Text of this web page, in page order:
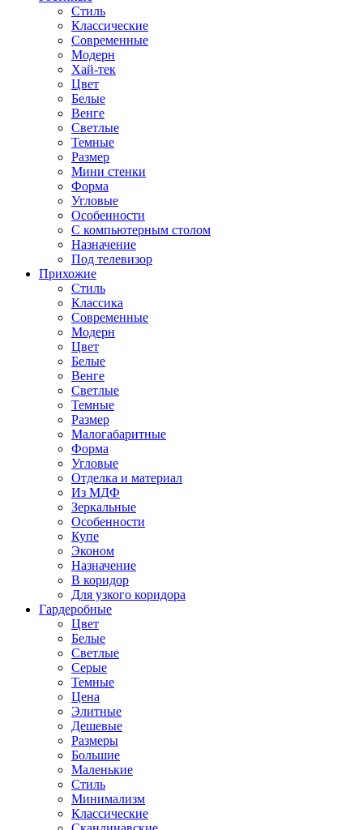
Стиль
Классические
Современные
Модерн
Хай-тек
Цвет
Белые
Венге
Светлые
Темные
Размер
Мини стенки
Форма
Угловые
Особенности
С компьютерным столом
Назначение
Под телевизор
Прихожие
Стиль
Классика
Современные
Модерн
Цвет
Белые
Венге
Светлые
Темные
Размер
Малогабаритные
Форма
Угловые
Отделка и материал
Из МДФ
Зеркальные
Особенности
Купе
Эконом
Назначение
В коридор
Для узкого коридора
Гардеробные
Цвет
Белые
Светлые
Серые
Темные
Цена
Элитные
Дешевые
Размеры
Большие
Маленькие
Стиль
Минимализм
Классические